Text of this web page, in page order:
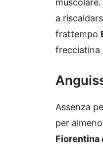
muscolare.
a
frattempo
frecciatina
Assenza
per
Fiorentina